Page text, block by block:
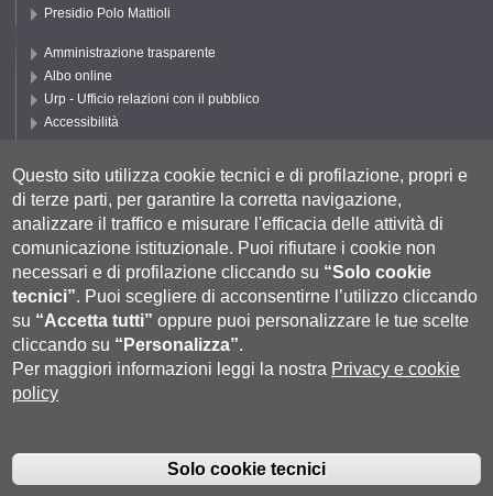
Presidio Polo Mattioli
Amministrazione trasparente
Albo online
Urp - Ufficio relazioni con il pubblico
Accessibilità
Cookie settings
Segui UNISI
P.IVA 00273530527 | C.F. 80002070524 |Coordinate bancarie|Caselle
Questo sito utilizza cookie tecnici e di profilazione, propri e
di terze parti, per garantire la corretta navigazione,
analizzare il traffico e misurare l'efficacia delle attività di
comunicazione istituzionale. Puoi rifiutare i cookie non
necessari e di profilazione cliccando su “Solo cookie
tecnici”. Puoi scegliere di acconsentirne l’utilizzo cliccando
su “Accetta tutti” oppure puoi personalizzare le tue scelte
cliccando su “Personalizza”.
Per maggiori informazioni leggi la nostra Privacy e cookie
policy
Solo cookie tecnici